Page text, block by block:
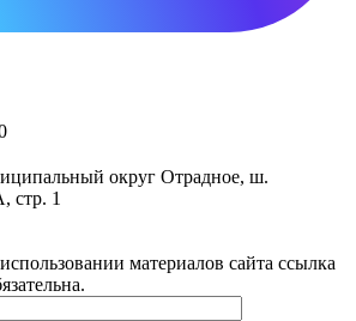
округ Отрадное, ш.
стр. 1
материалов сайта ссылка